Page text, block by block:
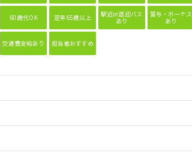
60歳代OK 定年65歳以上
駅近or送迎バス
あり
賞与・ボーナス
あり
交通費支給あり 担当者おすすめ